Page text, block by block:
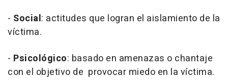
- Social: actitudes que logran el aislamiento de la
víctima.
- Psicológico: basado en amenazas o chantaje
con el objetivo de provocar miedo en la víctima.